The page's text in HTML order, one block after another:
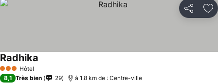
Partager
3 ÉtoilesHôtel
Radhika
8,1 Très bien 29 à 1.8 km de : Centre-ville